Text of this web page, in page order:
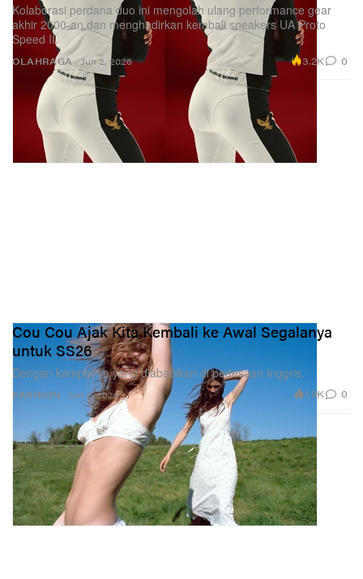
OLAHRAGA
Kolaborasi perdana duo ini mengolah ulang performance gear
akhir 2000-an dan menghadirkan kembali sneakers UA Proto
Speed II.
Jun 2, 2026 3.2K 0
FASHION
Cou Cou Ajak Kita Kembali ke Awal Segalanya
untuk SS26
Dengan kampanye yang diabadikan di pedesaan Inggris.
Jun 2, 2026 1.9K 0